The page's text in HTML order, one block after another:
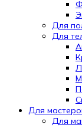
Для
Для
Для
Для